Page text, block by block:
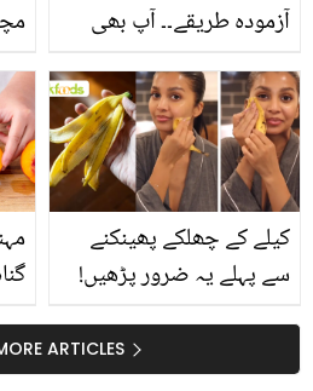
آزمودہ طریقے۔۔ آپ بھی
بتائے راز
کیلے کے چھلکے پھینکنے
سے پہلے یہ ضرور پڑھیں!
سستا اور قدرتی حلARTICLES